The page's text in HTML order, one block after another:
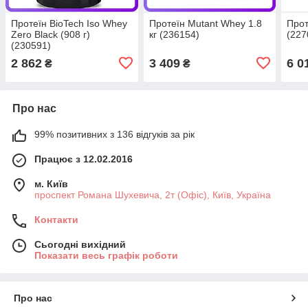
Протеїн BioTech Iso Whey
Zero Black (908 г)
(230591)
2 862 ₴
Протеїн Mutant Whey 1.8
кг (236154)
3 409₴ 6
Про нас
99% позитивних з 136 відгуків за рік
Працює з 12.02.2016
м. Київ
проспект Романа Шухевича, 2т (Офіс), Київ, Україна
Контакти
Сьогодні вихідний
Показати весь графік роботи
Про нас